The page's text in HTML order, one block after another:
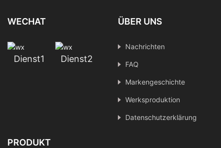
WECHAT
Dienst1 Dienst2
ÜBER UNS
Nachrichten
FAQ
Markengeschichte
Werksproduktion
Datenschutzerklärung
PRODUKT